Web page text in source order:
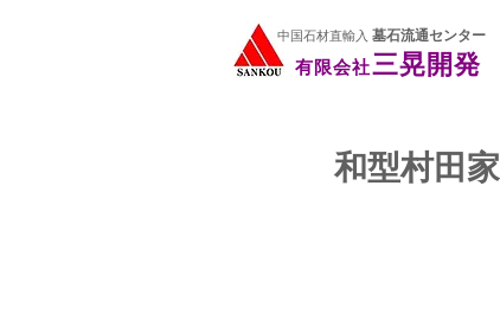
有限会社三晃開発
有限会社三晃開発
中国石材直輸入 墓石流通センター
和型村田家